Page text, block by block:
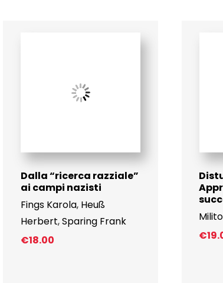
Dalla “ricerca razziale”
ai campi nazisti
Fings Karola, Heuß
Herbert,Sparing Frank
€18.00
€